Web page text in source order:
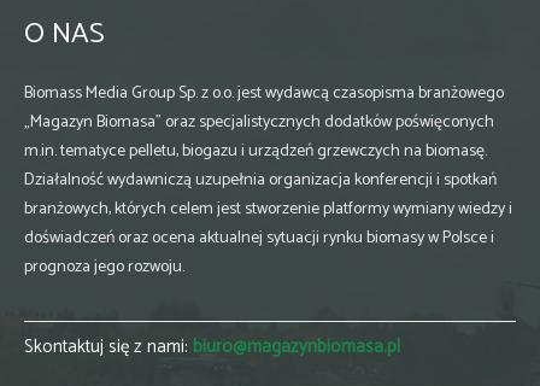
O NAS
Biomass Media Group Sp. z o.o. jest wydawcą czasopisma branżowego
„Magazyn Biomasa” oraz specjalistycznych dodatków poświęconych
m.in. tematyce pelletu, biogazu i urządzeń grzewczych na biomasę.
Działalność wydawniczą uzupełnia organizacja konferencji i spotkań
branżowych, których celem jest stworzenie platformy wymiany wiedzy i
doświadczeń oraz ocena aktualnej sytuacji rynku biomasy w Polsce i
prognoza jego rozwoju.
Skontaktuj się z nami: biuro@magazynbiomasa.pl